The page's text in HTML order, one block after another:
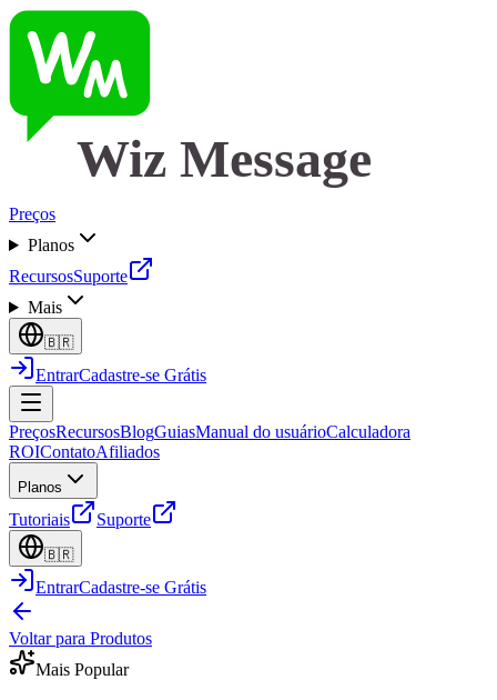
Wiz Message
Preços
Planos
RecursosSuporte
Mais
🇧🇷
EntrarCadastre-se Grátis
PreçosRecursosBlogGuiasManual do usuárioCalculadora
ROIContatoAfiliados
Planos
Tutoriais Suporte
🇧🇷
EntrarCadastre-se Grátis
Voltar para Produtos
Mais Popular